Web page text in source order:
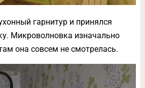
гарнитур и принялся
Микроволновка изначально
она совсем не смотрелась.